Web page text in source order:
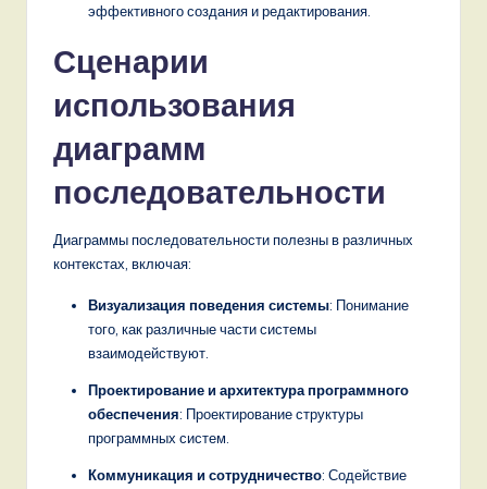
эффективного создания и редактирования.
Сценарии
использования
диаграмм
последовательности
Диаграммы последовательности полезны в различных
контекстах, включая:
Визуализация поведения системы: Понимание
того, как различные части системы
взаимодействуют.
Проектирование и архитектура программного
обеспечения: Проектирование структуры
программных систем.
Коммуникация и сотрудничество: Содействие